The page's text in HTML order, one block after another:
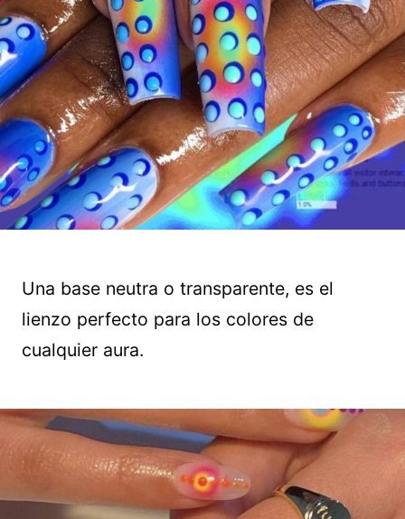
Una base neutra o transparente, es el
lienzo perfecto para los colores de
cualquier aura.